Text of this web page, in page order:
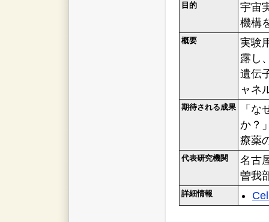
目的
宇宙
機構
概要
実験
露し
遺伝
ャネ
期待される成果
「
か？
療薬
代表研究機関
名古
曽我
詳細情報